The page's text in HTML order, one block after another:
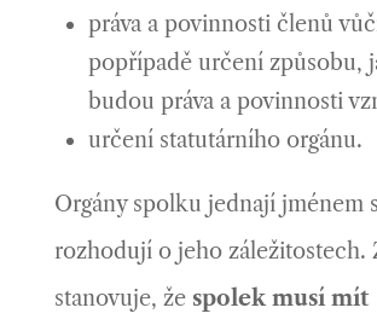
práva a povinnosti členů
popřípadě určení způsobu,
budou práva a povinnosti
určení statutárního orgánu.
Orgány spolku jednají jménem
rozhodují o jeho záležitostech.
stanovuje, že spolek musí mít